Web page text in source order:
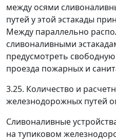
между осями
путей у этой эстакады
Между параллельно
сливоналивными
предусмотреть
проезда пожарных и
3.25. Количество и
железнодорожных путей
Сливоналивные
на тупиковом